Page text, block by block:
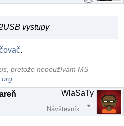
vystupy
.
pretože nepoužívam MS
WlaSaTy
Návštevník